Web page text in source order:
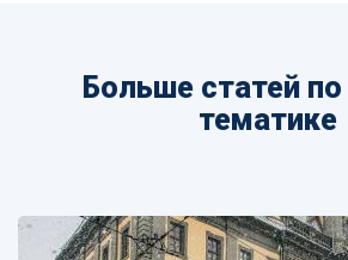
Больше статей
тематике